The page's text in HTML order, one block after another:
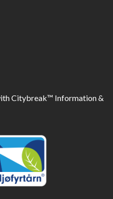
Citybreak™ Information &